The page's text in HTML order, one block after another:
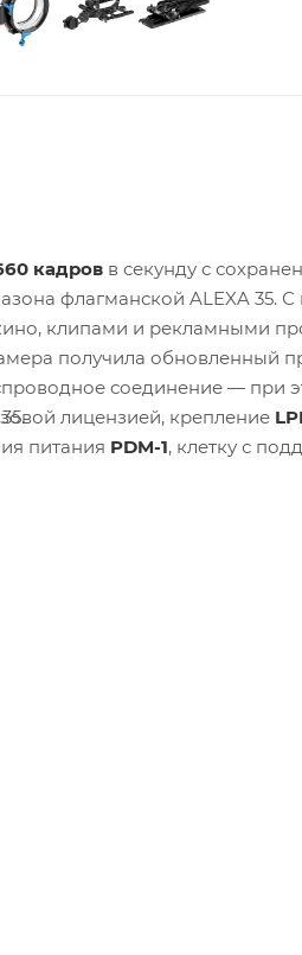
кадров в секунду с
флагманской ALEXA 35. С
клипами и рекламными
получила обновленный
соединение — при
лицензией, крепление
питания PDM-1, клетку с